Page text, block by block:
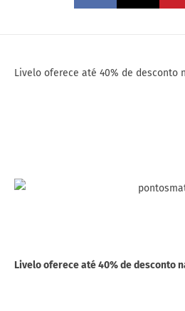
Livelo oferece até 40% de desconto
Livelo oferece até 40% de desconto